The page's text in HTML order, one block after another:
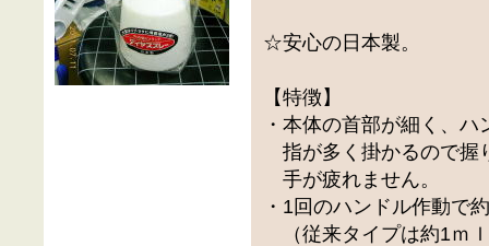
☆安心の日本製。
【特徴】
・本体の首部が細く、ハ
指が多く掛かるので握
手が疲れません。
・1回のハンドル作動で
（従来タイプは約1ｍ